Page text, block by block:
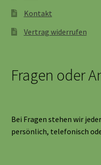
Kontakt
Vertrag widerrufen
Fragen oder
Bei Fragen stehen wir
persönlich, telefonisch